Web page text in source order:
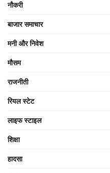
नौकरी
बाजार समाचार
मनी और निवेश
मौसम
राजनीती
रियल स्टेट
लाइफ स्टाइल
शिक्षा
हादसा